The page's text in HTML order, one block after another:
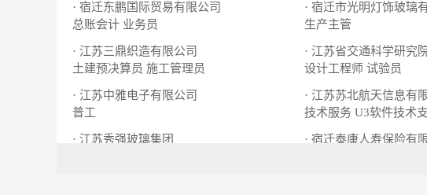
· 宿迁东鹏国际贸易有限公司
总账会计 业务员
· 宿迁市光明灯饰玻璃
生产主管
· 江苏三鼎织造有限公司
土建预决算员 施工管理员
· 江苏省交通科学研究
设计工程师 试验员
· 江苏中雅电子有限公司
普工
· 江苏苏北航天信息有
技术服务 U3软件技术
· 江苏秀强玻璃集团
· 宿迁泰康人寿保险有